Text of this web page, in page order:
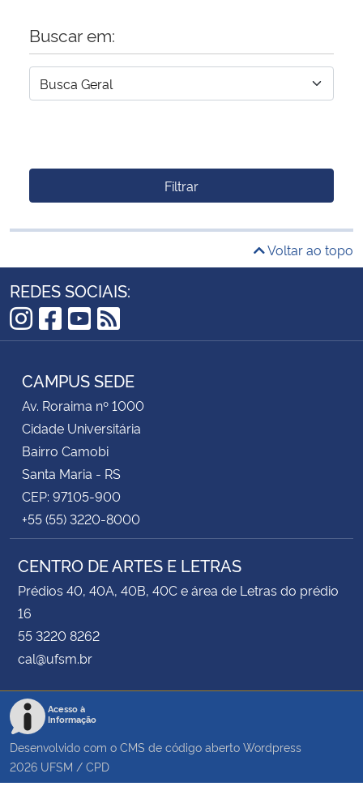
Buscar em:
Filtrar
Voltar ao topo
REDES SOCIAIS:
Instagram
Facebook
YouTube
RSS
CAMPUS SEDE
Av. Roraima nº 1000
Cidade Universitária
Bairro Camobi
Santa Maria - RS
CEP: 97105-900
+55 (55) 3220-8000
CENTRO DE ARTES E LETRAS
Prédios 40, 40A, 40B, 40C e área de Letras do prédio
16
55 3220 8262
cal@ufsm.br
Acesso à
Informação
Desenvolvido com o CMS de código aberto Wordpress
2026 UFSM / CPD